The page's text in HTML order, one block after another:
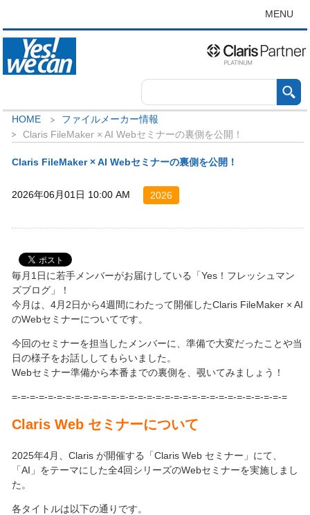
MENU
HOME
ファイルメーカー情報
Claris FileMaker × AI Webセミナーの裏側を公開！
Claris FileMaker × AI Webセミナーの裏側を公開！
2026年06月01日 10:00 AM 2026
毎月1日に若手メンバーがお届けしている「Yes！フレッシュマン
ズブログ」！
今月は、4月2日から4週間にわたって開催したClaris FileMaker × AI
のWebセミナーについてです。
今回のセミナーを担当したメンバーに、準備で大変だったことや当
日の様子をお話ししてもらいました。
Webセミナー準備から本番までの裏側を、覗いてみましょう！
=-=-=-=-=-=-=-=-=-=-=-=-=-=-=-=-=-=-=-=-=-=-=-=-=-=-=-=-=-=-=
Claris Web セミナーについて
2025年4月、Claris が開催する「Claris Web セミナー」にて、
「AI」をテーマにした全4回シリーズのWebセミナーを実施しまし
た。
各タイトルは以下の通りです。